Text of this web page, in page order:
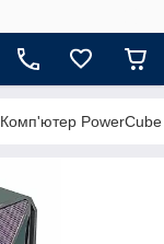
Комп'ютер